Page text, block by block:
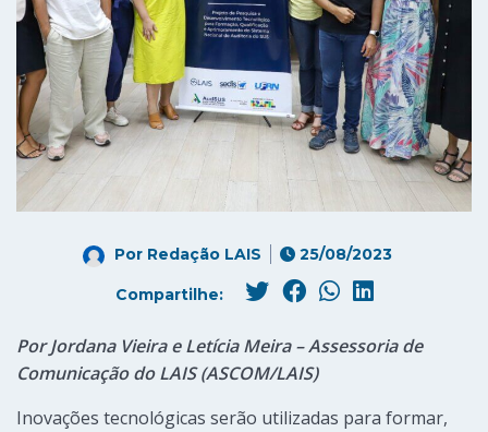
Por Redação LAIS 25/08/2023
Compartilhe:
Por Jordana Vieira e Letícia Meira – Assessoria de
Comunicação do LAIS (ASCOM/LAIS)
Inovações tecnológicas serão utilizadas para formar,